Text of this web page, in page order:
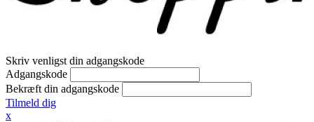
Skriv venligst din adgangskode
Adgangskode
Bekræft din adgangskode
Tilmeld dig
x